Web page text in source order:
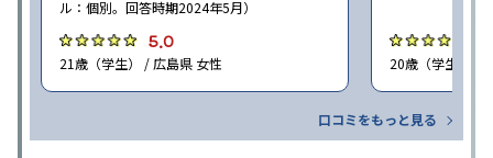
ル：個別。回答時期2024年5月）
5.0
21歳（学生） / 広島県 女性 20歳（学生） /
口コミをもっと見る